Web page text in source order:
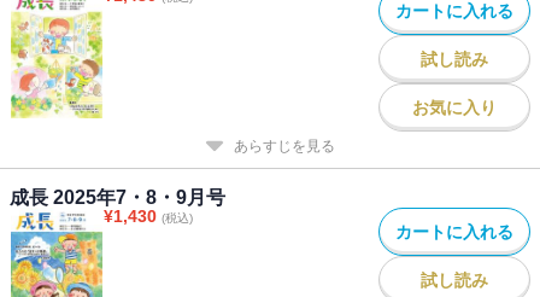
カートに入れる
試し読み
お気に入り
あらすじを見る
成長 2025年7・8・9月号
¥1,430 (税込)
カートに入れる
試し読み